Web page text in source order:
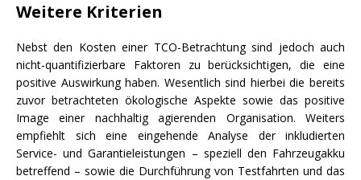
Weitere Kriterien
Nebst den Kosten einer TCO-Betrachtung sind jedoch auch
nicht-quantifizierbare Faktoren zu berücksichtigen, die eine
positive Auswirkung haben. Wesentlich sind hierbei die bereits
zuvor betrachteten ökologische Aspekte sowie das positive
Image einer nachhaltig agierenden Organisation. Weiters
empfiehlt sich eine eingehende Analyse der inkludierten
Service- und Garantieleistungen – speziell den Fahrzeugakku
betreffend – sowie die Durchführung von Testfahrten und das